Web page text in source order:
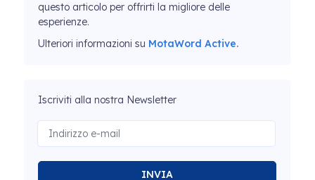
questo articolo per offrirti la migliore delle
esperienze.
Ulteriori informazioni su MotaWord Active.
Iscriviti alla nostra Newsletter
INVIA